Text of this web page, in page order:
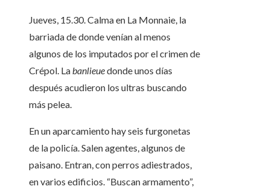
Jueves, 15.30. Calma en La Monnaie, la
barriada de donde venían al menos
algunos de los imputados por el crimen de
Crépol. Labanlieuedonde unos días
después acudieron los ultras buscando
más pelea.
En un aparcamiento hay seis furgonetas
de la policía. Salen agentes, algunos de
paisano. Entran, con perros adiestrados,
en varios edificios. “Buscan armamento”,